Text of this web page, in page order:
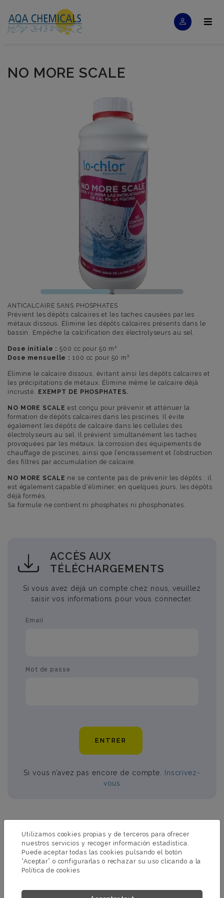
NO MORE SCALE
ANTICALCAIRE SANS PHOSPHATES
Prévient les dépôts calcaires et les taches causées par les
métaux dissous. Élimine les dépôts calcaires présents dans le
bassin. Empêche la calcification des électrolyseurs au sel.
Dose initiale : 500 cc pour 50 m³
Dose mensuelle : 100 cc pour 50 m³
Élimine le calcaire dissous, évitant ainsi les dépôts calcaires et
les précipitations de métaux. Élimine même le calcaire déjà
incrusté. EXEMPT DE PHOSPHATES.
NO MORE SCALE est conçu pour prévenir et atténuer la
formation de dépôts calcaires dans les piscines. Il évite
également les dépôts de calcaire dans les cellules des
électrolyseurs au sel. Il prévient simultanément les taches
provoquées par les métaux, la corrosion des équipements de
chauffage de piscines, ainsi que l’encrassement et l’obstruction
des filtres par accumulation de calcaire.
NO MORE SCALE ne se contente pas de prévenir les dépôts : il
est également capable d’éliminer, en quelques jours, les dépôts
déjà formés.
Sa formule ne contient ni phosphates ni phosphonates.
ACCÈS AUX
TÉLÉCHARGEMENTS
Si vous avez déjà un compte chez nous, veuillez
saisir vos informations pour vous connecter.
Email
Mot de passe
ENTRER
Si vous n’avez pas encore de compte.
Inscrivez-
vous
SCALE
Utilizamos cookies propias y de terceros para ofrecer
nuestros servicios y recoger información estadística.
Puede aceptar todas las cookies pulsando el botón
“Aceptar” o configurarlas o rechazar su uso clicando a la
Política de cookies